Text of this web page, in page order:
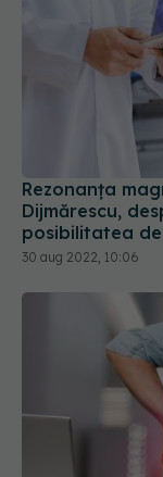
Rezonanța
Dijmărescu,
posibilitatea
30 aug 2022, 10:06